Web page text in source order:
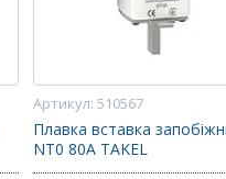
510567
Плавка вставка
NT0 80А TAKEL